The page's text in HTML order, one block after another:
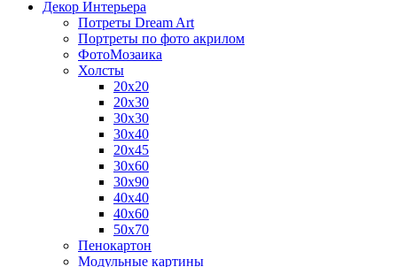
Декор Интерьера
Потреты Dream Art
Портреты по фото акрилом
ФотоМозаика
Холсты
20х20
20х30
30х30
30х40
20х45
30х60
30х90
40х40
40х60
50х70
Пенокартон
Модульные картины